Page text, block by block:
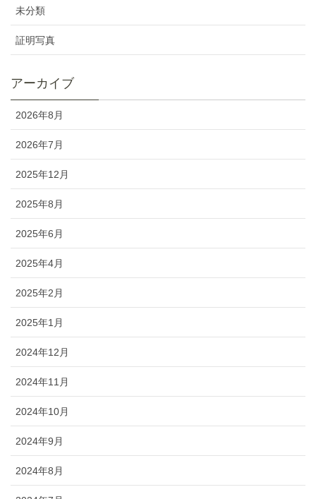
未分類
証明写真
アーカイブ
2026年8月
2026年7月
2025年12月
2025年8月
2025年6月
2025年4月
2025年2月
2025年1月
2024年12月
2024年11月
2024年10月
2024年9月
2024年8月